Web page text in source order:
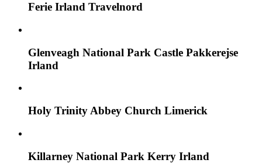
Ferie Irland Travelnord
Glenveagh National Park Castle Pakkerejse
Irland
Holy Trinity Abbey Church Limerick
Killarney National Park Kerry Irland